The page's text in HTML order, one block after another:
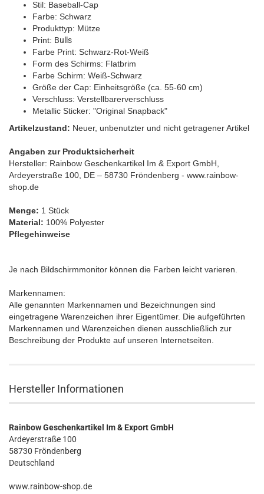
Stil: Baseball-Cap
Farbe: Schwarz
Produkttyp: Mütze
Print: Bulls
Farbe Print: Schwarz-Rot-Weiß
Form des Schirms: Flatbrim
Farbe Schirm: Weiß-Schwarz
Größe der Cap: Einheitsgröße (ca. 55-60 cm)
Verschluss: Verstellbarerverschluss
Metallic Sticker: "Original Snapback"
Artikelzustand: Neuer, unbenutzter und nicht getragener Artikel
Angaben zur Produktsicherheit
Hersteller: Rainbow Geschenkartikel Im & Export GmbH,
Ardeyerstraße 100, DE – 58730 Fröndenberg - www.rainbow-
shop.de
Menge: 1 Stück
Material: 100% Polyester
Pflegehinweise
Je nach Bildschirmmonitor können die Farben leicht varieren.
Markennamen:
Alle genannten Markennamen und Bezeichnungen sind
eingetragene Warenzeichen ihrer Eigentümer. Die aufgeführten
Markennamen und Warenzeichen dienen ausschließlich zur
Beschreibung der Produkte auf unseren Internetseiten.
Hersteller Informationen
Rainbow Geschenkartikel Im & Export GmbH
Ardeyerstraße 100
58730 Fröndenberg
Deutschland
www.rainbow-shop.de